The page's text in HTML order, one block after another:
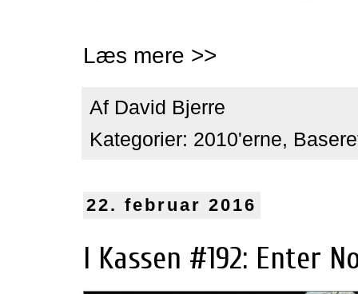
Læs mere >>
Af David Bjerre
Kategorier: 2010'erne,
22. februar 2016
I Kassen #192: Enter